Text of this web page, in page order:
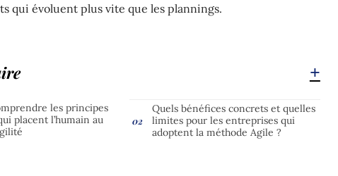
qui évoluent plus vite que les plannings.
les principes
placent l’humain au
Quels bénéfices concrets et quelles
limites pour les entreprises qui
adoptent la méthode Agile ?